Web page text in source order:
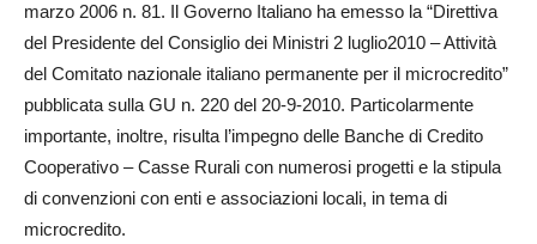
marzo 2006 n. 81. Il Governo Italiano ha emesso la “Direttiva
del Presidente del Consiglio dei Ministri 2 luglio2010 – Attività
del Comitato nazionale italiano permanente per il microcredito”
pubblicata sulla GU n. 220 del 20-9-2010. Particolarmente
importante, inoltre, risulta l’impegno delle Banche di Credito
Cooperativo – Casse Rurali con numerosi progetti e la stipula
di convenzioni con enti e associazioni locali, in tema di
microcredito.